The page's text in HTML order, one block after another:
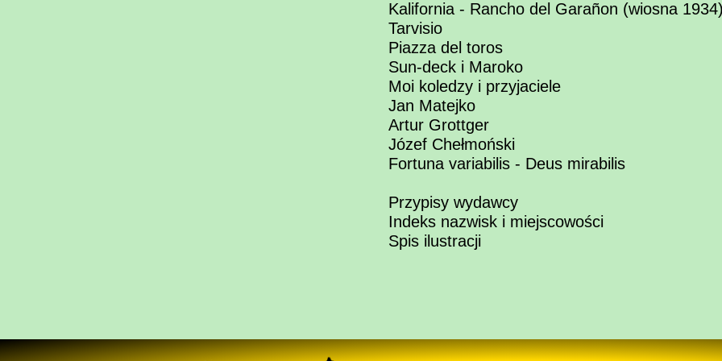
Kalifornia - Rancho del Garañon (wiosna
Tarvisio
Piazza del toros
Sun-deck i Maroko
Moi koledzy i przyjaciele
Jan Matejko
Artur Grottger
Józef Chełmoński
Fortuna variabilis - Deus mirabilis
Przypisy wydawcy
Indeks nazwisk i miejscowości
Spis ilustracji